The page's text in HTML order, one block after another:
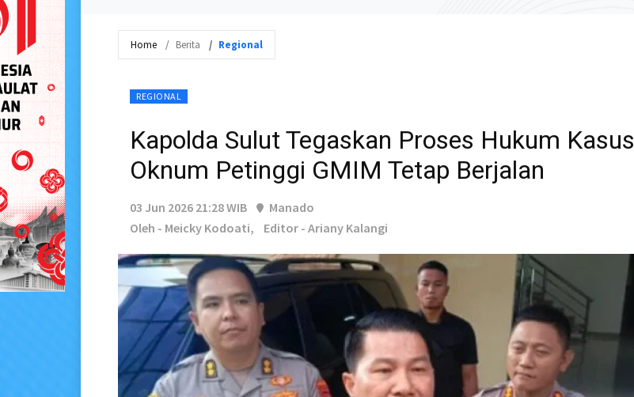
Home Berita Regional
REGIONAL
Kapolda Sulut Tegaskan Proses Hukum Kasus
Oknum Petinggi GMIM Tetap Berjalan
03 Jun 2026 21:28 WIB
Manado
Oleh - Meicky Kodoati,
Editor - Ariany Kalangi